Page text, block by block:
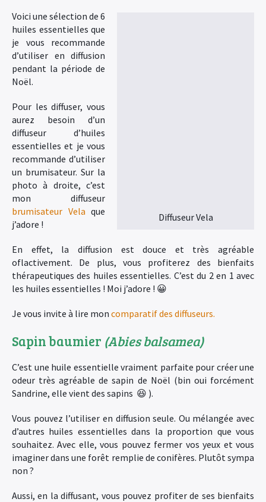
Diffuseur Vela
Voici une sélection de 6
huiles essentielles que
je vous recommande
d’utiliser en diffusion
pendant la période de
Noël.
Pour les diffuser, vous
aurez besoin d’un
diffuseur d’huiles
essentielles et je vous
recommande d’utiliser
un brumisateur. Sur la
photo à droite, c’est
mon diffuseur
brumisateur Vela que
j’adore !
En effet, la diffusion est douce et très agréable
oflactivement. De plus, vous profiterez des bienfaits
thérapeutiques des huiles essentielles. C’est du 2 en 1 avec
les huiles essentielles ! Moi j’adore ! 😀
Je vous invite à lire mon comparatif des diffuseurs.
Sapin baumier (Abies balsamea)
C’est une huile essentielle vraiment parfaite pour créer une
odeur très agréable de sapin de Noël (bin oui forcément
Sandrine, elle vient des sapins 😆 ).
Vous pouvez l’utiliser en diffusion seule. Ou mélangée avec
d’autres huiles essentielles dans la proportion que vous
souhaitez. Avec elle, vous pouvez fermer vos yeux et vous
imaginer dans une forêt remplie de conifères. Plutôt sympa
non ?
Aussi, en la diffusant, vous pouvez profiter de ses bienfaits